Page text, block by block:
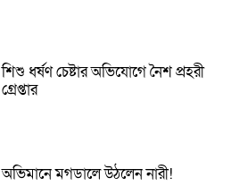
শিশু ধর্ষণ চেষ্টার অভিযোগে নৈশ প্রহরী
গ্রেপ্তার
অভিমানে মগডালে উঠলেন নারী!